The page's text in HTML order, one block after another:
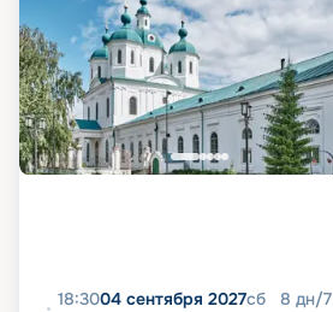
18:3004 сентября 2027сб 8 дн/7